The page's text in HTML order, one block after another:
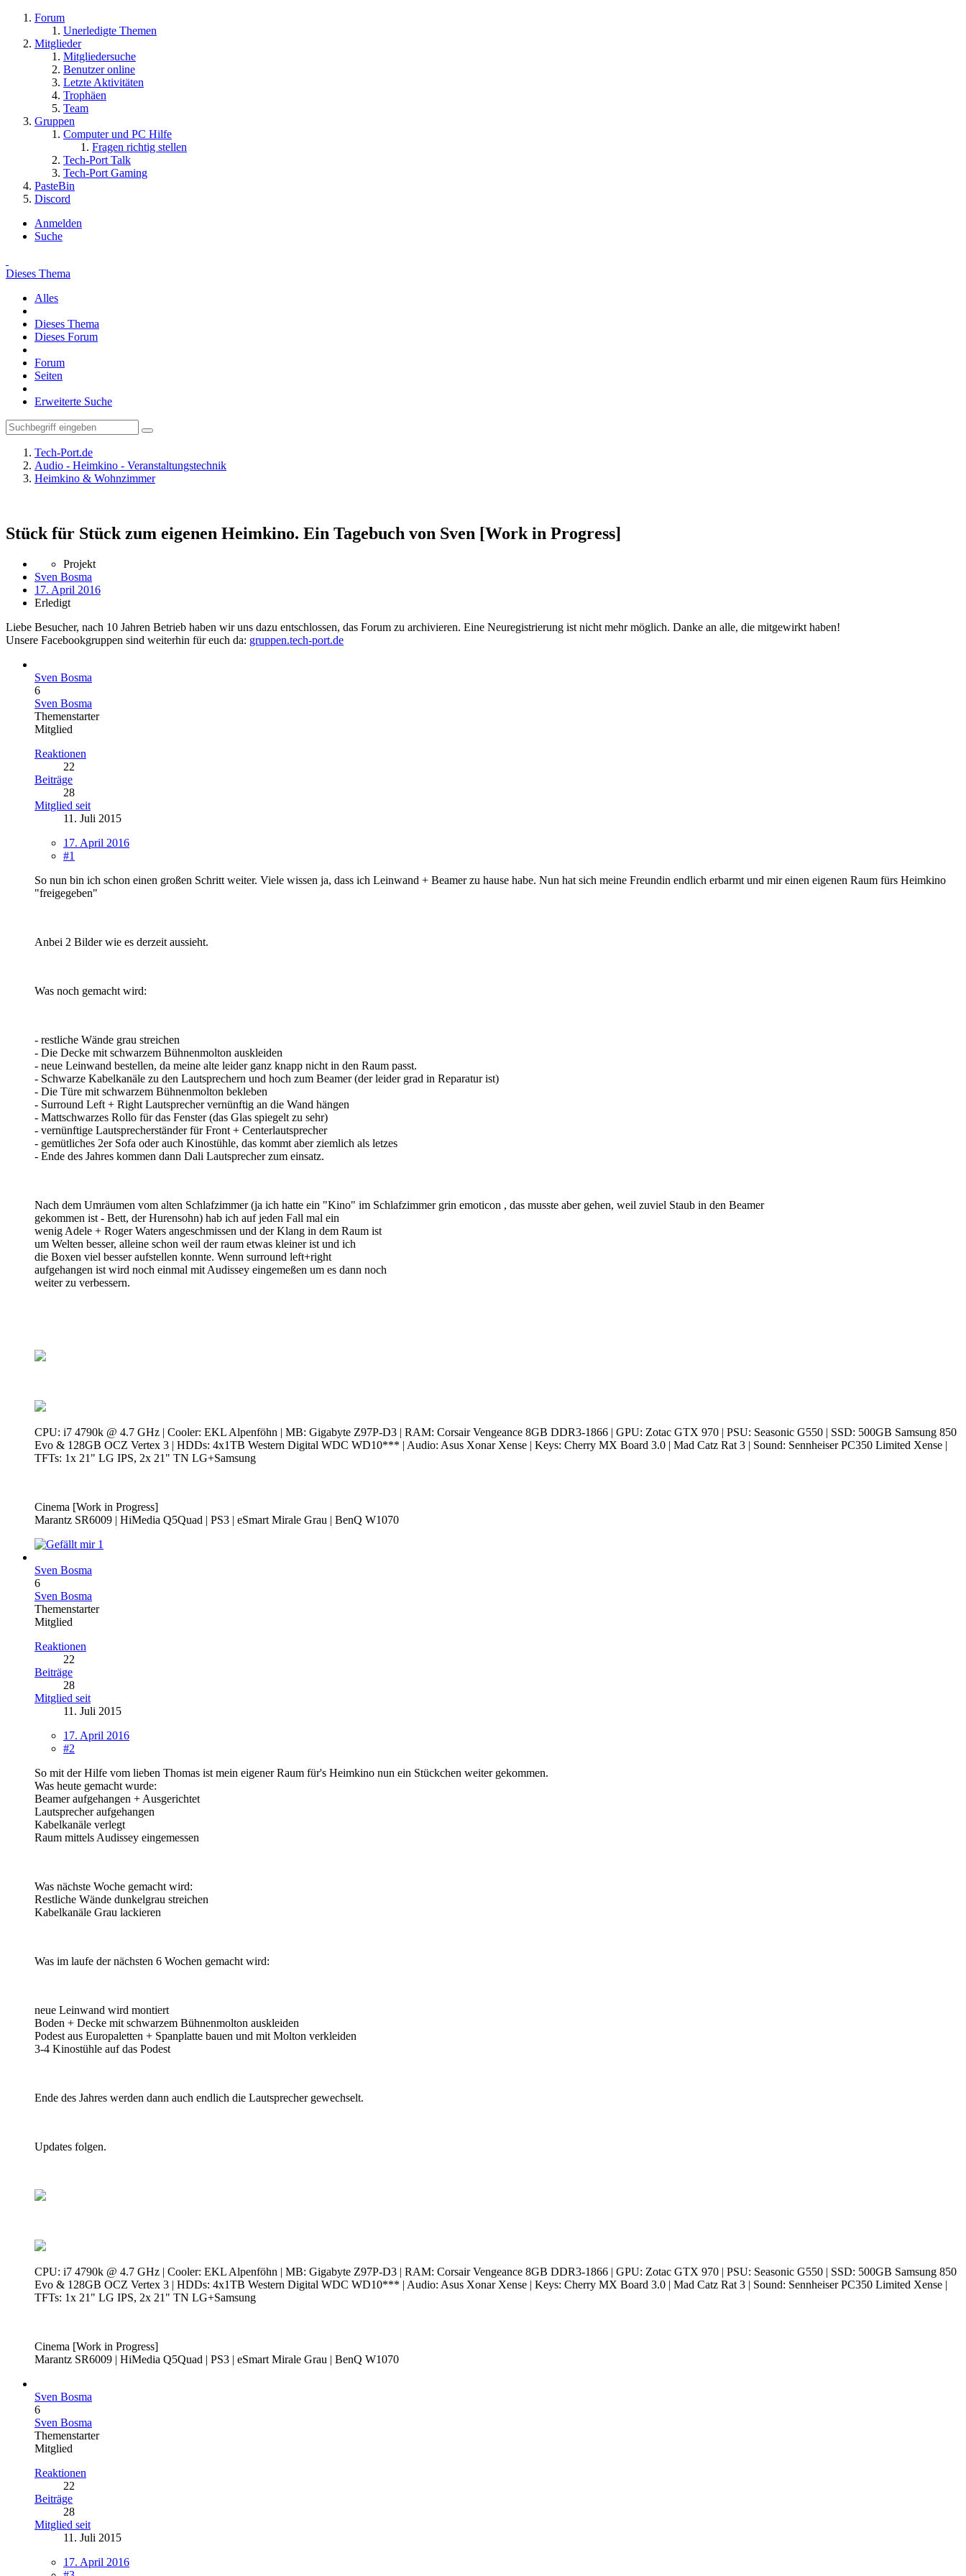
Forum
Unerledigte Themen
Mitglieder
Mitgliedersuche
Benutzer online
Letzte Aktivitäten
Trophäen
Team
Gruppen
Computer und PC Hilfe
Fragen richtig stellen
Tech-Port Talk
Tech-Port Gaming
PasteBin
Discord
Anmelden
Suche
Dieses Thema
Alles
Dieses Thema
Dieses Forum
Forum
Seiten
Erweiterte Suche
Tech-Port.de
Audio - Heimkino - Veranstaltungstechnik
Heimkino & Wohnzimmer
Stück für Stück zum eigenen Heimkino. Ein Tagebuch von Sven [Work in Progress]
Projekt
Sven Bosma
17. April 2016
Erledigt
Liebe Besucher, nach 10 Jahren Betrieb haben wir uns dazu entschlossen, das Forum zu archivieren. Eine Neuregistrierung ist nicht mehr möglich. Danke an alle, die mitgewirkt haben!
Unsere Facebookgruppen sind weiterhin für euch da: gruppen.tech-port.de
Sven Bosma
6
Sven Bosma
Themenstarter
Mitglied
Reaktionen
22
Beiträge
28
Mitglied seit
11. Juli 2015
17. April 2016
#1
So nun bin ich schon einen großen Schritt weiter. Viele wissen ja, dass ich Leinwand + Beamer zu hause habe. Nun hat sich meine Freundin endlich erbarmt und mir einen eigenen Raum fürs Heimkino
"freigegeben"
Anbei 2 Bilder wie es derzeit aussieht.
Was noch gemacht wird:
- restliche Wände grau streichen
- Die Decke mit schwarzem Bühnenmolton auskleiden
- neue Leinwand bestellen, da meine alte leider ganz knapp nicht in den Raum passt.
- Schwarze Kabelkanäle zu den Lautsprechern und hoch zum Beamer (der leider grad in Reparatur ist)
- Die Türe mit schwarzem Bühnenmolton bekleben
- Surround Left + Right Lautsprecher vernünftig an die Wand hängen
- Mattschwarzes Rollo für das Fenster (das Glas spiegelt zu sehr)
- vernünftige Lautsprecherständer für Front + Centerlautsprecher
- gemütliches 2er Sofa oder auch Kinostühle, das kommt aber ziemlich als letzes
- Ende des Jahres kommen dann Dali Lautsprecher zum einsatz.
Nach dem Umräumen vom alten Schlafzimmer (ja ich hatte ein "Kino" im Schlafzimmer grin emoticon , das musste aber gehen, weil zuviel Staub in den Beamer
gekommen ist - Bett, der Hurensohn) hab ich auf jeden Fall mal ein
wenig Adele + Roger Waters angeschmissen und der Klang in dem Raum ist
um Welten besser, alleine schon weil der raum etwas kleiner ist und ich
die Boxen viel besser aufstellen konnte. Wenn surround left+right
aufgehangen ist wird noch einmal mit Audissey eingemeßen um es dann noch
weiter zu verbessern.
CPU: i7 4790k @ 4.7 GHz | Cooler: EKL Alpenföhn | MB: Gigabyte Z97P-D3 | RAM: Corsair Vengeance 8GB DDR3-1866 | GPU: Zotac GTX 970 | PSU: Seasonic G550 | SSD: 500GB Samsung 850
Evo & 128GB OCZ Vertex 3 | HDDs: 4x1TB Western Digital WDC WD10*** | Audio: Asus Xonar Xense | Keys: Cherry MX Board 3.0 | Mad Catz Rat 3 | Sound: Sennheiser PC350 Limited Xense |
TFTs: 1x 21" LG IPS, 2x 21" TN LG+Samsung
Cinema [Work in Progress]
Marantz SR6009 | HiMedia Q5Quad | PS3 | eSmart Mirale Grau | BenQ W1070
1
Sven Bosma
6
Sven Bosma
Themenstarter
Mitglied
Reaktionen
22
Beiträge
28
Mitglied seit
11. Juli 2015
17. April 2016
#2
So mit der Hilfe vom lieben Thomas ist mein eigener Raum für's Heimkino nun ein Stückchen weiter gekommen.
Was heute gemacht wurde:
Beamer aufgehangen + Ausgerichtet
Lautsprecher aufgehangen
Kabelkanäle verlegt
Raum mittels Audissey eingemessen
Was nächste Woche gemacht wird:
Restliche Wände dunkelgrau streichen
Kabelkanäle Grau lackieren
Was im laufe der nächsten 6 Wochen gemacht wird:
neue Leinwand wird montiert
Boden + Decke mit schwarzem Bühnenmolton auskleiden
Podest aus Europaletten + Spanplatte bauen und mit Molton verkleiden
3-4 Kinostühle auf das Podest
Ende des Jahres werden dann auch endlich die Lautsprecher gewechselt.
Updates folgen.
CPU: i7 4790k @ 4.7 GHz | Cooler: EKL Alpenföhn | MB: Gigabyte Z97P-D3 | RAM: Corsair Vengeance 8GB DDR3-1866 | GPU: Zotac GTX 970 | PSU: Seasonic G550 | SSD: 500GB Samsung 850
Evo & 128GB OCZ Vertex 3 | HDDs: 4x1TB Western Digital WDC WD10*** | Audio: Asus Xonar Xense | Keys: Cherry MX Board 3.0 | Mad Catz Rat 3 | Sound: Sennheiser PC350 Limited Xense |
TFTs: 1x 21" LG IPS, 2x 21" TN LG+Samsung
Cinema [Work in Progress]
Marantz SR6009 | HiMedia Q5Quad | PS3 | eSmart Mirale Grau | BenQ W1070
Sven Bosma
6
Sven Bosma
Themenstarter
Mitglied
Reaktionen
22
Beiträge
28
Mitglied seit
11. Juli 2015
17. April 2016